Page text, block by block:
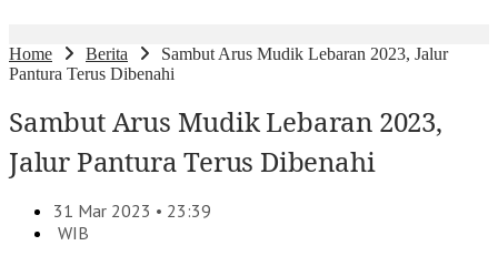
Home Berita
Sambut Arus Mudik Lebaran 2023, Jalur
Pantura Terus Dibenahi
Sambut Arus Mudik Lebaran 2023,
Jalur Pantura Terus Dibenahi
31 Mar 2023 • 23:39
WIB